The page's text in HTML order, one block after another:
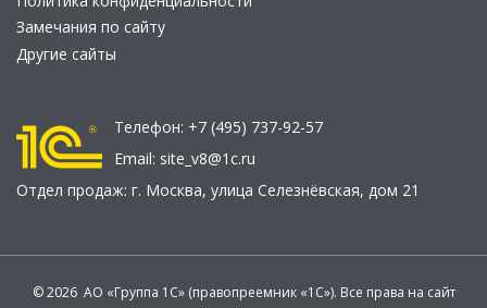
Замечания по сайту
Другие сайты
Телефон: +7 (495) 737-92-57
Email: site_v8@1c.ru
Отдел продаж: г. Москва, улица Селезнёвская, дом 21
© 2026 АО «Группа 1С» (правопреемник «1С»). Все права на сайт